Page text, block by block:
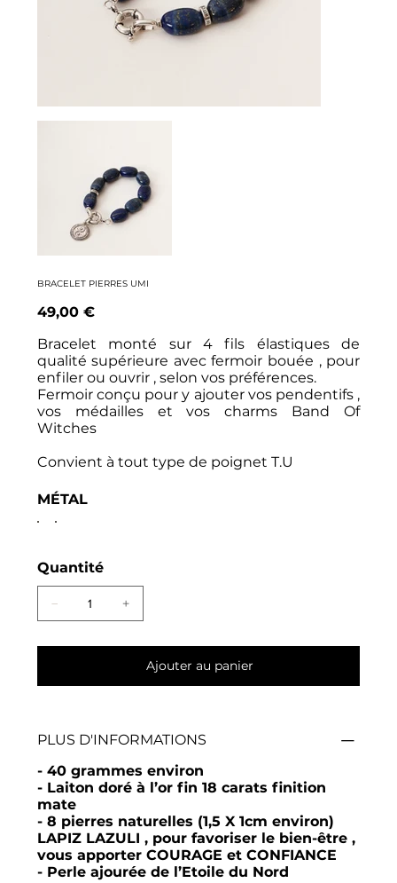
BRACELET PIERRES UMI
Prix
49,00 €
Bracelet monté sur 4 fils élastiques de
qualité supérieure avec fermoir bouée , pour
enfiler ou ouvrir , selon vos préférences.
Fermoir conçu pour y ajouter vos pendentifs ,
vos médailles et vos charms Band Of
Witches
Convient à tout type de poignet T.U
MÉTAL
Quantité
Ajouter au panier
PLUS D'INFORMATIONS
- 40 grammes environ
- Laiton doré à l’or fin 18 carats finition
mate
- 8 pierres naturelles (1,5 X 1cm environ)
LAPIZ LAZULI , pour favoriser le bien-être ,
vous apporter COURAGE et CONFIANCE
- Perle ajourée de l’Etoile du Nord